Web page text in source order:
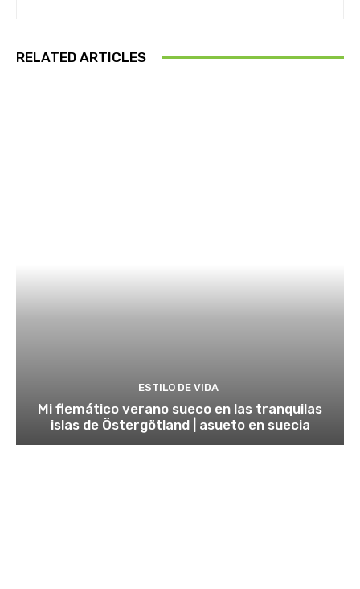
RELATED ARTICLES
ESTILO DE VIDA
Mi flemático verano sueco en las tranquilas
islas de Östergötland | asueto en suecia